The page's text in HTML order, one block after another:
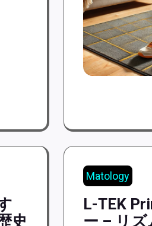
史
Matology
L-TEK
ー – リ